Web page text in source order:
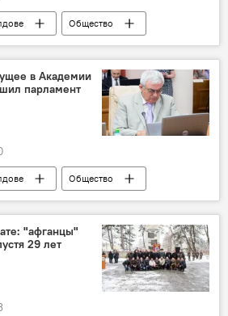
Общество
Кишинев
Минздрав
скорая
в Академии
парламент
Общество
Георге Дука
наук
"афганцы"
29 лет